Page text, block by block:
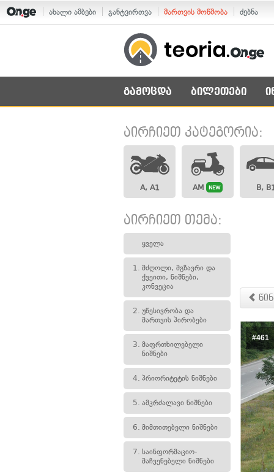
ახალი ამბები განტვირთვა მართვის მოწმობა ძებნა
გამოცდა ბილეთები
აირჩიეთ კატეგორია:
A, A1 AM NEW B,
აირჩიეთ თემა:
ყველა
1. მძღოლი, მგზავრი და
ქვეითი, ნიშნები,
კონვეცია
2. უწესივრობა და
მართვის პირობები
3. მაფრთხილებელი
ნიშნები
4. პრიორიტეტის ნიშნები
5. ამკრძალავი ნიშნები
6. მიმთითებელი ნიშნები
7. საინფორმაციო-
მაჩვენებელი ნიშნები
#461